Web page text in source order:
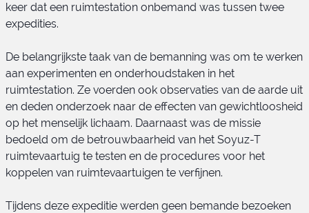
keer dat een ruimtestation onbemand was tussen twee
expedities.
De belangrijkste taak van de bemanning was om te werken
aan experimenten en onderhoudstaken in het
ruimtestation. Ze voerden ook observaties van de aarde uit
en deden onderzoek naar de effecten van gewichtloosheid
op het menselijk lichaam. Daarnaast was de missie
bedoeld om de betrouwbaarheid van het Soyuz-T
ruimtevaartuig te testen en de procedures voor het
koppelen van ruimtevaartuigen te verfijnen.
Tijdens deze expeditie werden geen bemande bezoeken